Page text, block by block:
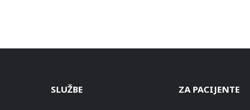
SLUŽBE ZA PACIJENTE